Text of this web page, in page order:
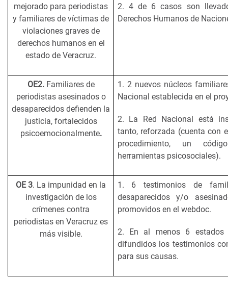
mejorado para periodistas
y familiares de víctimas de
violaciones graves de
derechos humanos en el
estado de Veracruz.
2. 4 de 6 casos son
Derechos Humanos de
OE2.Familiares de
periodistas asesinados o
desaparecidos defienden la
justicia, fortalecidos
psicoemocionalmente.
1. 2 nuevos núcleos
Nacional establecida en el
2. La Red Nacional está
tanto, reforzada (cuenta con
procedimiento, un
herramientas psicosociales).
OE 3. La impunidad en la
investigación de los
crímenes contra
periodistas en Veracruz es
más visible.
1. 6 testimonios de
desaparecidos y/o
promovidos en el webdoc.
2. En al menos 6 estados
difundidos los testimonios
para sus causas.